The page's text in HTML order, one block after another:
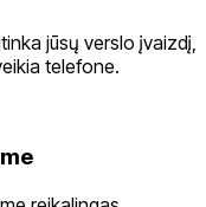
jūsų verslo įvaizdį,
telefone.